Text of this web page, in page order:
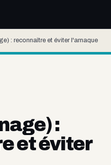
: reconnaître et éviter l'arnaque
:
et éviter